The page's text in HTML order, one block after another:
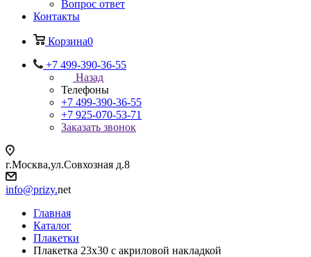
Вопрос ответ
Контакты
Корзина0
+7 499-390-36-55
Назад
Телефоны
+7 499-390-36-55
+7 925-070-53-71
Заказать звонок
г.Москва,ул.Совхозная д.8
info@prizy.net
Главная
Каталог
Плакетки
Плакетка 23х30 с акриловой накладкой